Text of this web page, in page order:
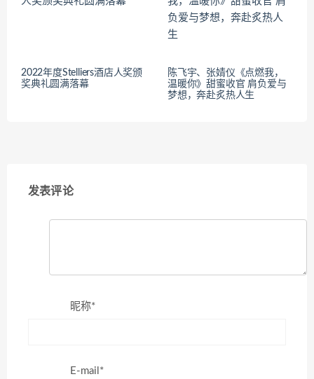
2022年度Stelliers酒店人奖颁
奖典礼圆满落幕
陈飞宇、张婧仪《点燃我，
温暖你》甜蜜收官 肩负爱与
梦想，奔赴炙热人生
发表评论
昵称*
E-mail*